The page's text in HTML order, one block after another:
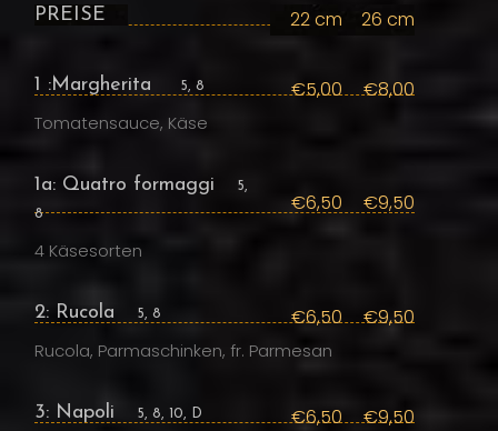
PREISE 22 cm 26 cm
1 :Margherita 5, 8 €5,00 €8,00
Tomatensauce, Käse
1a: Quatro formaggi
5,
8
€6,50 €9,50
4 Käsesorten
2: Rucola 5, 8 €6,50 €9,50
Rucola, Parmaschinken, fr. Parmesan
3: Napoli 5, 8, 10, D €6,50 €9,50